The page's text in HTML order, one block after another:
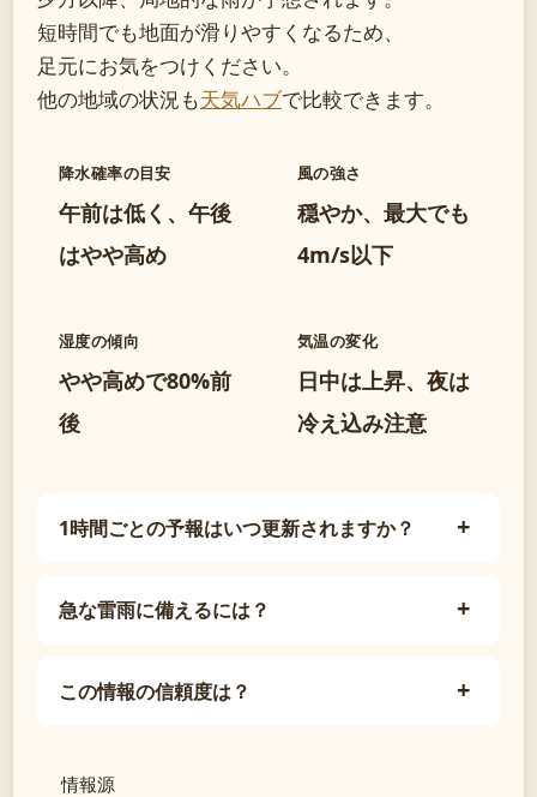
短時間でも地面が滑りやすくなるため、
足元にお気をつけください。
他の地域の状況も天気ハブで比較できます。
降水確率の目安
午前は低く、午後
はやや高め
風の強さ
穏やか、最大でも
4m/s以下
湿度の傾向
やや高めで80%前
後
気温の変化
日中は上昇、夜は
冷え込み注意
1時間ごとの予報はいつ更新されますか？
急な雷雨に備えるには？
この情報の信頼度は？
情報源